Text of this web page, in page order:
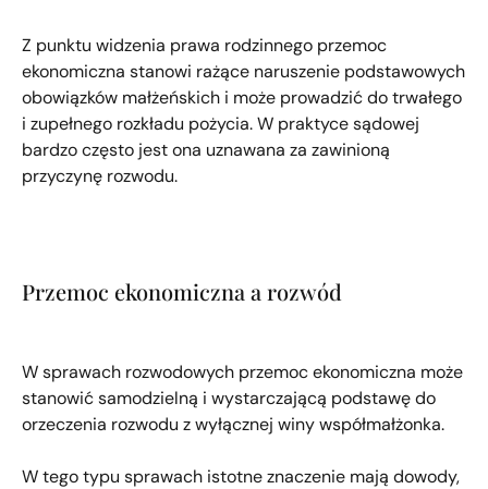
Z punktu widzenia prawa rodzinnego przemoc
ekonomiczna stanowi rażące naruszenie podstawowych
obowiązków małżeńskich i może prowadzić do trwałego
i zupełnego rozkładu pożycia. W praktyce sądowej
bardzo często jest ona uznawana za zawinioną
przyczynę rozwodu.
Przemoc ekonomiczna a rozwód
W sprawach rozwodowych przemoc ekonomiczna może
stanowić samodzielną i wystarczającą podstawę do
orzeczenia rozwodu z wyłącznej winy współmałżonka.
W tego typu sprawach istotne znaczenie mają dowody,